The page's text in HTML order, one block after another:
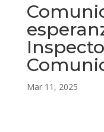
Mar 11, 2025